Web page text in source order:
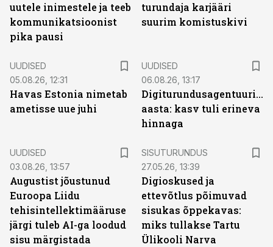
uutele inimestele ja teeb
kommunikatsioonist
pika pausi
turundaja karjääri
suurim komistuskivi
UUDISED
05.08.26, 12:31
Havas Estonia nimetab
ametisse uue juhi
UUDISED
06.08.26, 13:17
Digiturundusagentuuride
aasta: kasv tuli erineva
hinnaga
UUDISED
03.08.26, 13:57
Augustist jõustunud
Euroopa Liidu
tehisintellektimääruse
järgi tuleb AI-ga loodud
sisu märgistada
SISUTURUNDUS
27.05.26, 13:39
Digioskused ja
ettevõtlus põimuvad
sisukas õppekavas:
miks tullakse Tartu
Ülikooli Narva